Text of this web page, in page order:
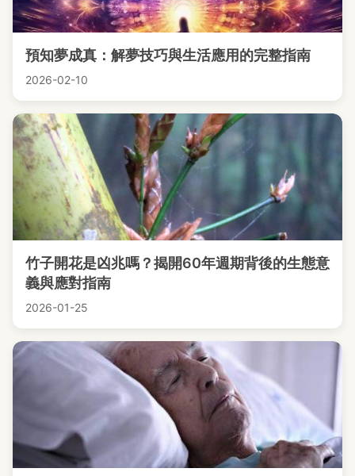
預知夢成真：解夢技巧與生活應用的完整指南
2026-02-10
竹子開花是凶兆嗎？揭開60年週期背後的生態意
義與應對指南
2026-01-25